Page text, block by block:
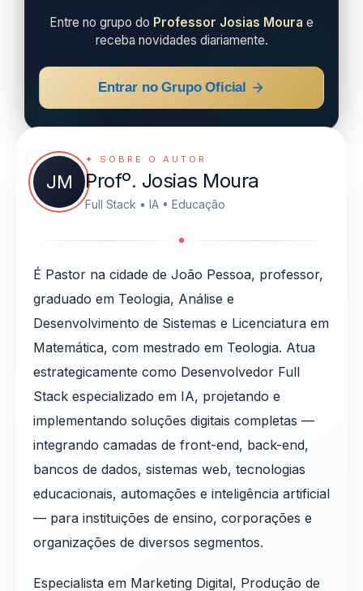
Entre no grupo do Professor Josias Moura e
receba novidades diariamente.
Entrar no Grupo Oficial
JM
✦ SOBRE O AUTOR
Profº. Josias Moura
Full Stack • IA • Educação
É Pastor na cidade de João Pessoa, professor,
graduado em Teologia, Análise e
Desenvolvimento de Sistemas e Licenciatura em
Matemática, com mestrado em Teologia. Atua
estrategicamente como Desenvolvedor Full
Stack especializado em IA, projetando e
implementando soluções digitais completas —
integrando camadas de front-end, back-end,
bancos de dados, sistemas web, tecnologias
educacionais, automações e inteligência artificial
— para instituições de ensino, corporações e
organizações de diversos segmentos.
Especialista em Marketing Digital, Produção de